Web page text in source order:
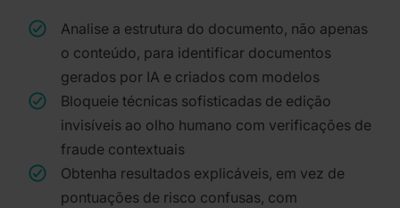
Analise a estrutura do documento, não apenas
o conteúdo, para identificar documentos
gerados por IA e criados com modelos
Bloqueie técnicas sofisticadas de edição
invisíveis ao olho humano com verificações de
fraude contextuais
Obtenha resultados explicáveis, em vez de
pontuações de risco confusas, com